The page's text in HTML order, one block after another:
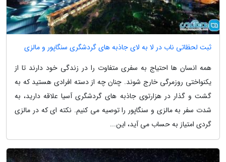
ثبت لحظاتی ناب در لا به لای جاذبه های گردشگری سنگاپور و مالزی
همه انسان ها احتیاج به سفری متفاوت را در زندگی خود دارند تا از
یکنواختی روزمرگی خارج شوند. چنان چه از دسته افرادی هستید که به
گشت و گذار در هزارتوی جاذبه های گردشگری آسیا علاقه دارید، به
شدت سفر به مالزی و سنگاپور را توصیه می کنیم. نکته ای که در مالزی
گردی امتیاز به حساب می آید، این...